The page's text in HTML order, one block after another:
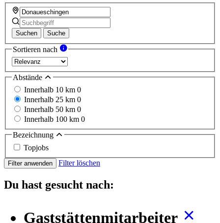
Suchen Suche
Sortieren nach
Abstände
Innerhalb 10 km 0
Innerhalb 25 km 0
Innerhalb 50 km 0
Innerhalb 100 km 0
Bezeichnung
Topjobs
Filter anwenden Filter löschen
Du hast gesucht nach:
Gaststättenmitarbeiter